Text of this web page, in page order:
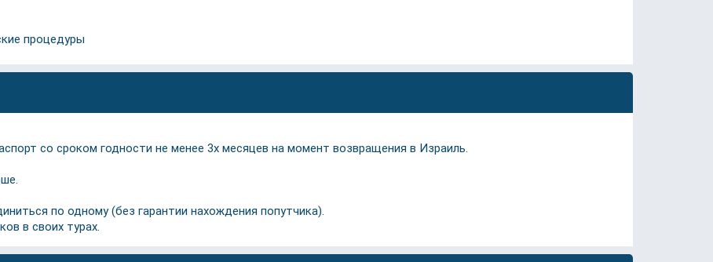
процедуры
со сроком годности не менее 3х месяцев на момент возвращения в Израиль.
по одному (без гарантии нахождения попутчика).
в своих турах.